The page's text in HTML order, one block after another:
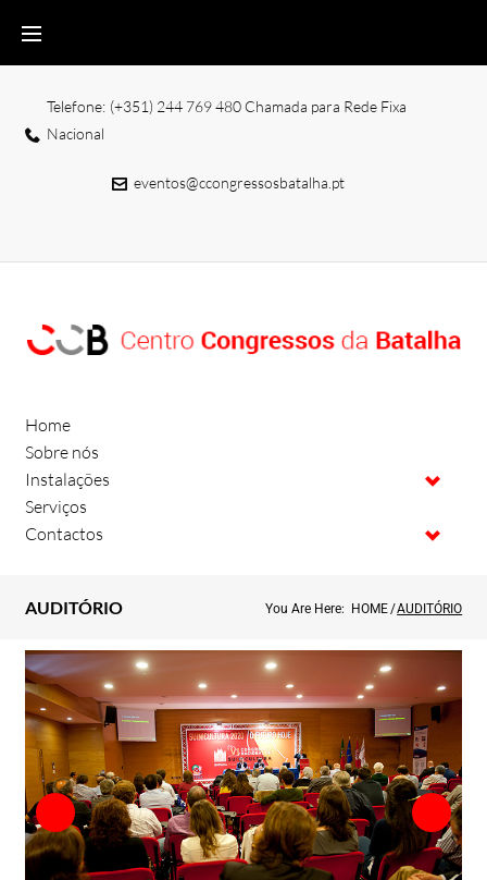
Telefone: (+351) 244 769 480Chamada para Rede Fixa
Nacional
eventos@ccongressosbatalha.pt
Home
Sobre nós
Instalações
Serviços
Contactos
AUDITÓRIO You Are Here: HOME/AUDITÓRIO